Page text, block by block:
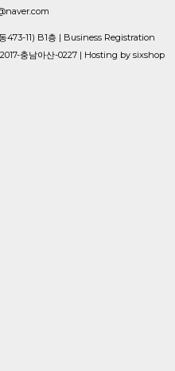
473-11) B1층 | Business Registration
2017-충남아산-0227 | Hosting by sixshop